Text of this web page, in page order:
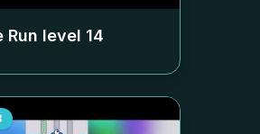
Run level 14